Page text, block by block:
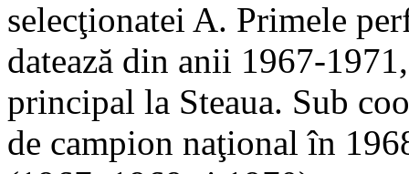
selecţionatei A. Primele
datează din anii 1967-
principal la Steaua. Sub
de campion naţional în